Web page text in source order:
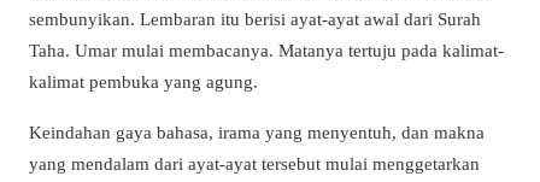
sembunyikan. Lembaran itu berisi ayat-ayat awal dari Surah
Taha. Umar mulai membacanya. Matanya tertuju pada kalimat-
kalimat pembuka yang agung.
Keindahan gaya bahasa, irama yang menyentuh, dan makna
yang mendalam dari ayat-ayat tersebut mulai menggetarkan